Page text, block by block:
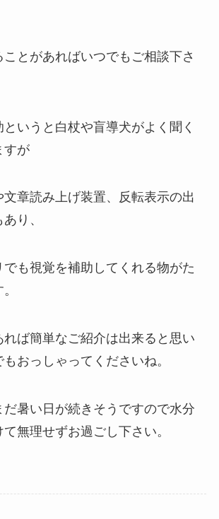
ことがあればいつでもご相談下さ
いうと白杖や盲導犬がよく聞く
すが
章読み上げ装置、反転表示の出
り、
も視覚を補助してくれる物がた
ば簡単なご紹介は出来ると思い
おっしゃってくださいね。
だ暑い日が続きそうですので水分
無理せずお過ごし下さい。